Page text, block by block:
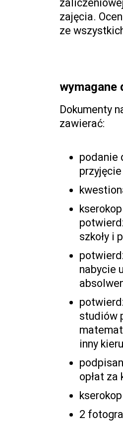
zajęcia.
ze
wymagane
Dokumenty
zawierać:
podanie
szkoły i
nabycie
studiów
inny
opłat za
2